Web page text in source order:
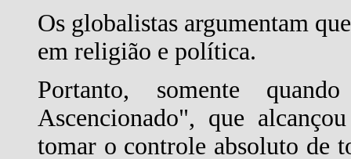
Os globalistas argumentam
em religião e política.
Portanto, somente
Ascencionado", que
tomar o controle absoluto de